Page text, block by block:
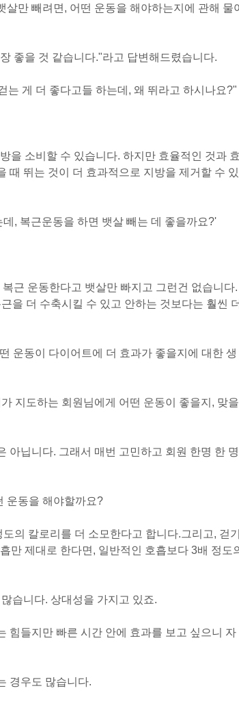
만 빼려면, 어떤 운동을 해야하는지에 관해 물
좋을 것 같습니다."라고 답변해드렸습니다.
는 게 더 좋다고들 하는데, 왜 뛰라고 하시나요?"
을 소비할 수 있습니다. 하지만 효율적인 것과 효
때 뛰는 것이 더 효과적으로 지방을 제거할 수 있
, 복근운동을 하면 뱃살 빼는 데 좋을까요?'
근 운동한다고 뱃살만 빠지고 그런건 없습니다.
을 더 수축시킬 수 있고 안하는 것보다는 훨씬 더
운동이 다이어트에 더 효과가 좋을지에 대한 생
지도하는 회원님에게 어떤 운동이 좋을지, 맞을
아닙니다. 그래서 매번 고민하고 회원 한명 한 명
운동을 해야할까요?
의 칼로리를 더 소모한다고 합니다.그리고, 걷기
만 제대로 한다면, 일반적인 호흡보다 3배 정도
습니다. 상대성을 가지고 있죠.
힘들지만 빠른 시간 안에 효과를 보고 싶으니 자
경우도 많습니다.